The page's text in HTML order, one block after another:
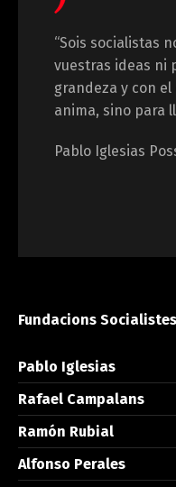
“Sois socialistas
vuestras ideas ni
grandeza y con
anima, sino para
Pablo Iglesias
Fundacions Socialistes
Pablo Iglesias
Rafael Campalans
Ramón Rubial
Alfonso Perales